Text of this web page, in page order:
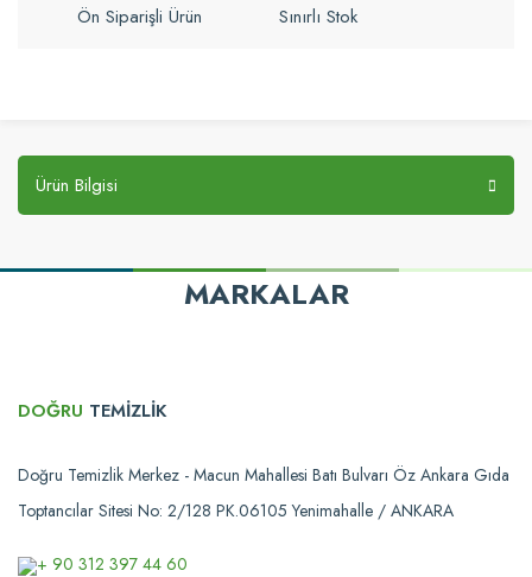
Ön Siparişli Ürün
Sınırlı Stok
Ürün Bilgisi
MARKALAR
DOĞRU TEMİZLİK
Doğru Temizlik Merkez - Macun Mahallesi Batı Bulvarı Öz Ankara Gıda
Toptancılar Sitesi No: 2/128 PK.06105 Yenimahalle / ANKARA
+ 90 312 397 44 60